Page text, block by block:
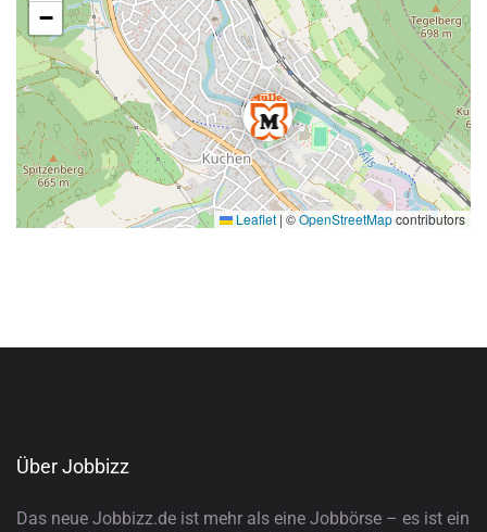
−
Leaflet | ©OpenStreetMapcontributors
Über Jobbizz
Das neue Jobbizz.de ist mehr als eine Jobbörse – es ist ein